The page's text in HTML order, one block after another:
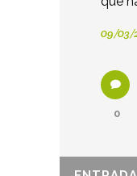
09/03/
0